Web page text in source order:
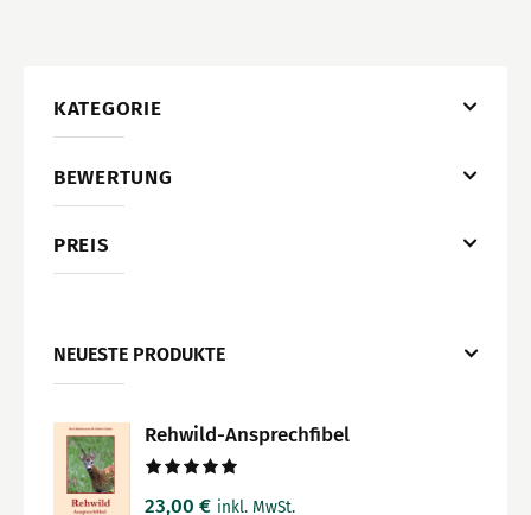
KATEGORIE
BEWERTUNG
PREIS
NEUESTE PRODUKTE
Rehwild-Ansprechfibel
mit5.00
23,00 € inkl. MwSt.